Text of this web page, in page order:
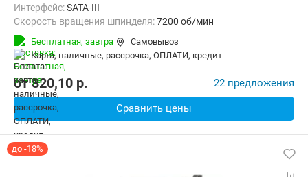
Интерфейс:SATA-III
Скорость вращения шпинделя:7200 об/мин
Бесплатная, завтра
Самовывоз
карта, наличные, рассрочка, ОПЛАТИ, кредит
от820,10 p. 22 предложения
Сравнить цены
до -18%